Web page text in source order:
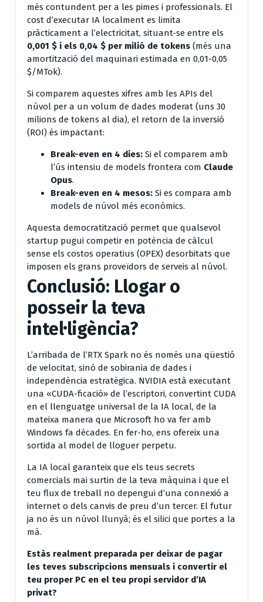
més contundent per a les pimes i professionals. El
cost d’executar IA localment es limita
pràcticament a l’electricitat, situant-se entre els
0,001 $ i els 0,04 $ per milió de tokens (més una
amortització del maquinari estimada en 0,01-0,05
$/MTok).
Si comparem aquestes xifres amb les APIs del
núvol per a un volum de dades moderat (uns 30
milions de tokens al dia), el retorn de la inversió
(ROI) és impactant:
Break-even en 4 dies: Si el comparem amb
l’ús intensiu de models frontera com Claude
Opus.
Break-even en 4 mesos: Si es compara amb
models de núvol més econòmics.
Aquesta democratització permet que qualsevol
startup pugui competir en potència de càlcul
sense els costos operatius (OPEX) desorbitats que
imposen els grans proveïdors de serveis al núvol.
Conclusió: Llogar o
posseir la teva
intel·ligència?
L’arribada de l’RTX Spark no és només una qüestió
de velocitat, sinó de sobirania de dades i
independència estratègica. NVIDIA està executant
una «CUDA-ficació» de l’escriptori, convertint CUDA
en el llenguatge universal de la IA local, de la
mateixa manera que Microsoft ho va fer amb
Windows fa dècades. En fer-ho, ens ofereix una
sortida al model de lloguer perpetu.
La IA local garanteix que els teus secrets
comercials mai surtin de la teva màquina i que el
teu flux de treball no depengui d’una connexió a
internet o dels canvis de preu d’un tercer. El futur
ja no és un núvol llunyà; és el silici que portes a la
mà.
Estàs realment preparada per deixar de pagar
les teves subscripcions mensuals i convertir el
teu proper PC en el teu propi servidor d’IA
privat?